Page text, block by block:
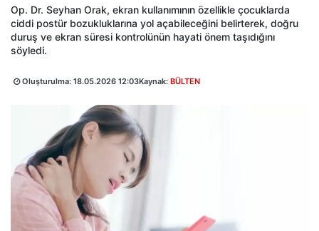
Op. Dr. Seyhan Orak, ekran kullanımının özellikle çocuklarda
ciddi postür bozukluklarına yol açabileceğini belirterek, doğru
duruş ve ekran süresi kontrolünün hayati önem taşıdığını
söyledi.
Oluşturulma: 18.05.2026 12:03Kaynak: BÜLTEN